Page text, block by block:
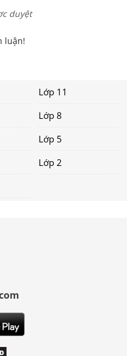
duyệt
luận!
Lớp 11
Lớp 8
Lớp 5
Lớp 2